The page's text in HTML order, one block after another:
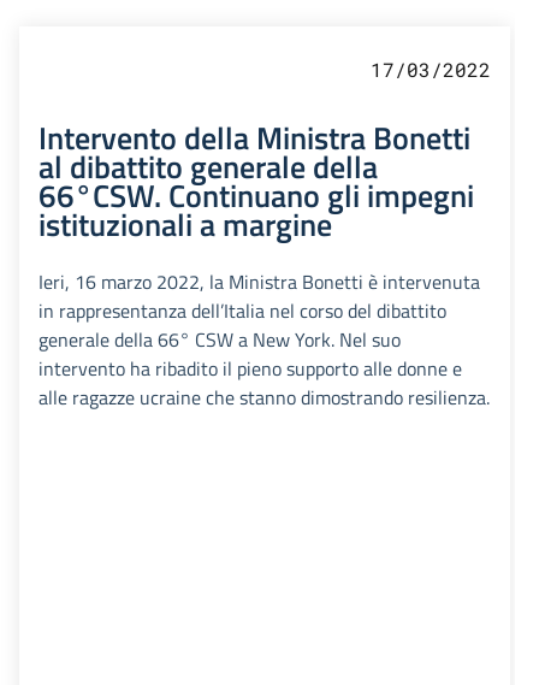
17/03/2022
Intervento della Ministra Bonetti
al dibattito generale della
66°CSW. Continuano gli impegni
istituzionali a margine
Ieri, 16 marzo 2022, la Ministra Bonetti è intervenuta
in rappresentanza dell’Italia nel corso del dibattito
generale della 66° CSW a New York. Nel suo
intervento ha ribadito il pieno supporto alle donne e
alle ragazze ucraine che stanno dimostrando resilienza.